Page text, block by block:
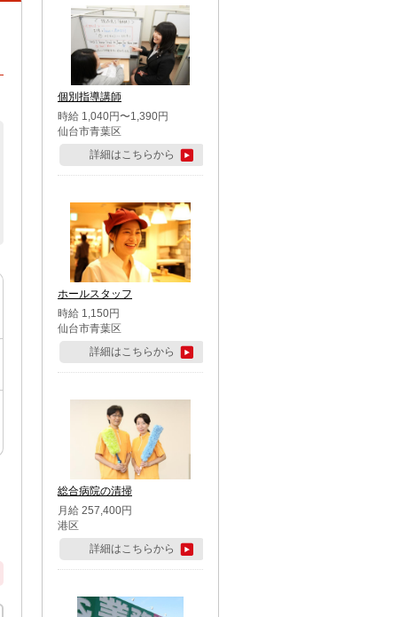
個別指導講師
時給 1,040円〜1,390円
仙台市青葉区
詳細はこちらから
ホールスタッフ
時給 1,150円
仙台市青葉区
詳細はこちらから
総合病院の清掃
月給 257,400円
港区
詳細はこちらから